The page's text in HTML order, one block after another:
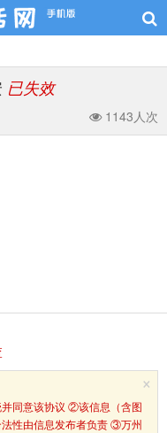
已失效
1143人次
×
并同意该协议 ②该信息（含图
性由信息发布者负责 ③万州